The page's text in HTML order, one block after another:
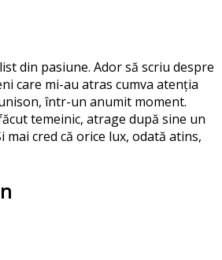
din pasiune. Ador să scriu despre
care mi-au atras cumva atenția
într-un anumit moment.
temeinic, atrage după sine un
mai cred că orice lux, odată atins,